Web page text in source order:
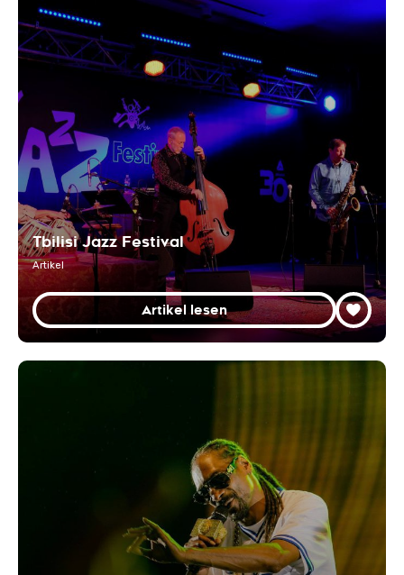
Tbilisi Jazz Festival
Artikel
Artikel lesen